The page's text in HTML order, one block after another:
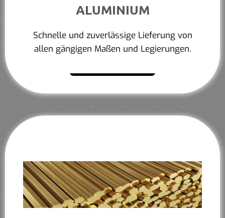
ALUMINIUM
Schnelle und zuverlässige Lieferung von
allen gängigen Maßen und Legierungen.